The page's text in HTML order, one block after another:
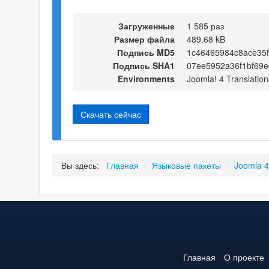
Загруженные
1 585 раз
Размер файла
489.68 kB
Подпись MD5
Подпись SHA1
Environments
Joomla! 4
Скачать сейчас
Вы здесь: Главная / Языковые пакеты / Joomla
Главная О проекте